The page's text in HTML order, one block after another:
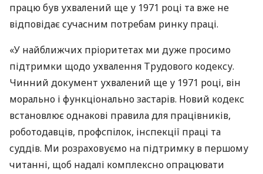
працю був ухвалений ще у 1971 році та вже не
відповідає сучасним потребам ринку праці.
«У найближчих пріоритетах ми дуже просимо
підтримки щодо ухвалення Трудового кодексу.
Чинний документ ухвалений ще у 1971 році, він
морально і функціонально застарів. Новий кодекс
встановлює однакові правила для працівників,
роботодавців, профспілок, інспекції праці та
суддів. Ми розраховуємо на підтримку в першому
читанні, щоб надалі комплексно опрацювати